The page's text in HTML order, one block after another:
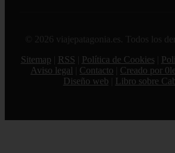
© 2026 viajepatagonia.es. Todos los
Sitemap
RSS Política de Cookies
Aviso legal
Contacto
Creado por
Diseño web
Libro sobre